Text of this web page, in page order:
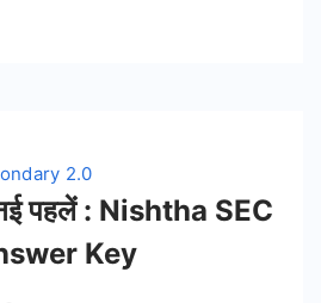
2.0
में नई पहलें : Nishtha SEC
Key